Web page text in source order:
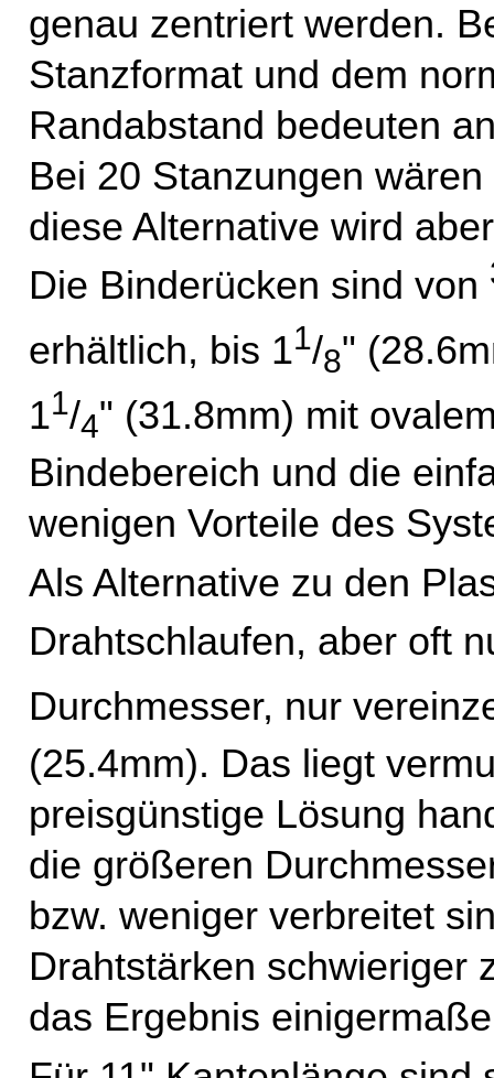
genau zentriert werden.
Stanzformat und dem
Randabstand bedeuten
Bei 20 Stanzungen
diese Alternative wird
Die Binderücken sind von
erhältlich, bis 11/8"
11/4" (31.8mm) mit
Bindebereich und die
wenigen Vorteile des
Als Alternative zu den
Drahtschlaufen, aber oft
Durchmesser, nur
(25.4mm). Das liegt
preisgünstige Lösung
die größeren
bzw. weniger verbreitet
Drahtstärken schwieriger
das Ergebnis